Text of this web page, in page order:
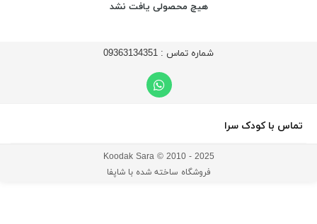
هیچ محصولی یافت نشد
شماره تماس : 09363134351
تماس با کودک سرا
Koodak Sara © 2010 - 2025
فروشگاه ساخته شده با شاپفا